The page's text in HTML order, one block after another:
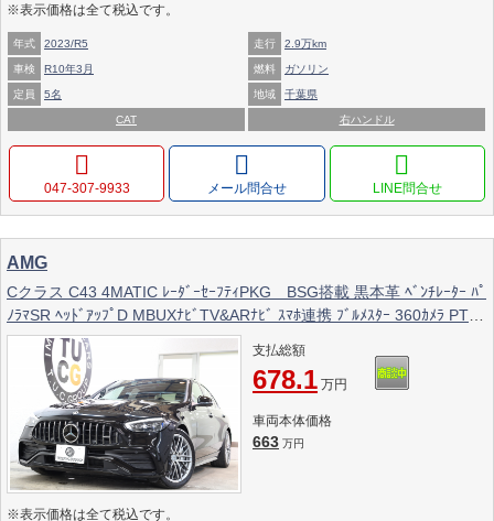
※表示価格は全て税込です。
年式 2023/R5 走行 2.9万km
車検 R10年3月 燃料 ガソリン
定員 5名 地域 千葉県
CAT 右ハンドル
047-307-9933 メール問合せ
AMG
Cクラス C43 4MATIC ﾚｰﾀﾞｰｾｰﾌﾃｨPKG BSG搭載 黒本革 ﾍﾞﾝﾁﾚｰﾀｰ ﾊﾟ
ﾉﾗﾏSR ﾍｯﾄﾞｱｯﾌﾟD MBUXﾅﾋﾞTV&ARﾅﾋﾞ ｽﾏﾎ連携 ﾌﾞﾙﾒｽﾀｰ 360ｶﾒﾗ PTS
LEDﾗｲﾄ 自動ﾄﾗﾝｸ AMG専用装備&ﾁｭｰﾆﾝｸﾞ 9AT 2年保証
支払総額
678.1 万円
車両本体価格
663 万円
※表示価格は全て税込です。